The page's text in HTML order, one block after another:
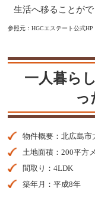
生活へ移ることがで
参照元：HGCエステート公式HP
一人暮ら
っ
物件概要：北広島市
土地面積：200平方
間取り：4LDK
築年月：平成8年